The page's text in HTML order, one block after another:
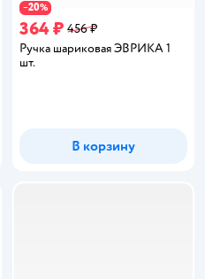
−20%
364 ₽ 456 ₽
Ручка шариковая ЭВРИКА 1
шт.
В корзину